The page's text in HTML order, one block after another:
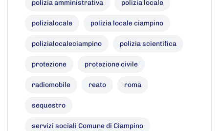
polizia amministrativa polizia locale
polizialocale polizia locale ciampino
polizialocaleciampino polizia scientifica
protezione protezione civile
radiomobile reato roma
sequestro
servizi sociali Comune di Ciampino